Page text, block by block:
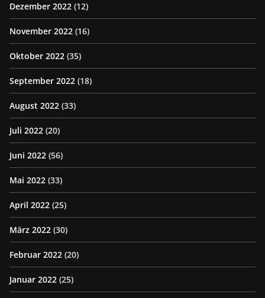
Dezember 2022 (12)
November 2022 (16)
Oktober 2022 (35)
September 2022 (18)
August 2022 (33)
Juli 2022 (20)
Juni 2022 (56)
Mai 2022 (33)
April 2022 (25)
März 2022 (30)
Februar 2022 (20)
Januar 2022 (25)